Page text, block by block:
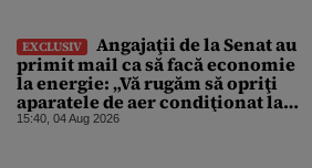
EXCLUSIV
Angajaţii de la Senat au
primit mail ca să facă economie
la energie: „Vă rugăm să opriţi
aparatele de aer condiţionat la
sfârşitul programului”
15:40, 04 Aug 2026